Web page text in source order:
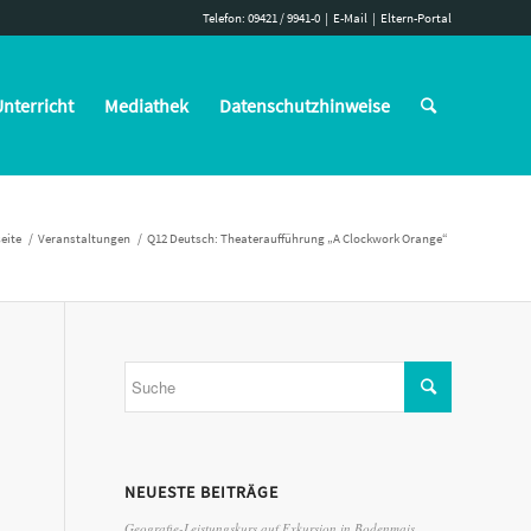
Telefon: 09421 / 9941-0 | E-Mail | Eltern-Portal
Mediathek Datenschutzhinweise
/ Veranstaltungen / Q12 Deutsch: Theateraufführung „A Clockwork Orange“
NEUESTE BEITRÄGE